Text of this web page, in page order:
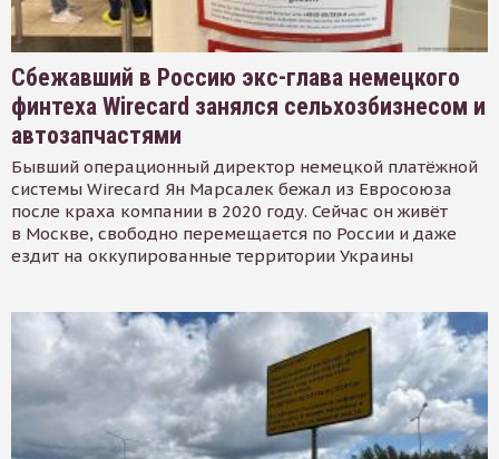
Сбежавший в Россию экс-глава немецкого
финтеха Wirecard занялся сельхозбизнесом и
автозапчастями
Бывший операционный директор немецкой платёжной
системы Wirecard Ян Марсалек бежал из Евросоюза
после краха компании в 2020 году. Сейчас он живёт
в Москве, свободно перемещается по России и даже
ездит на оккупированные территории Украины